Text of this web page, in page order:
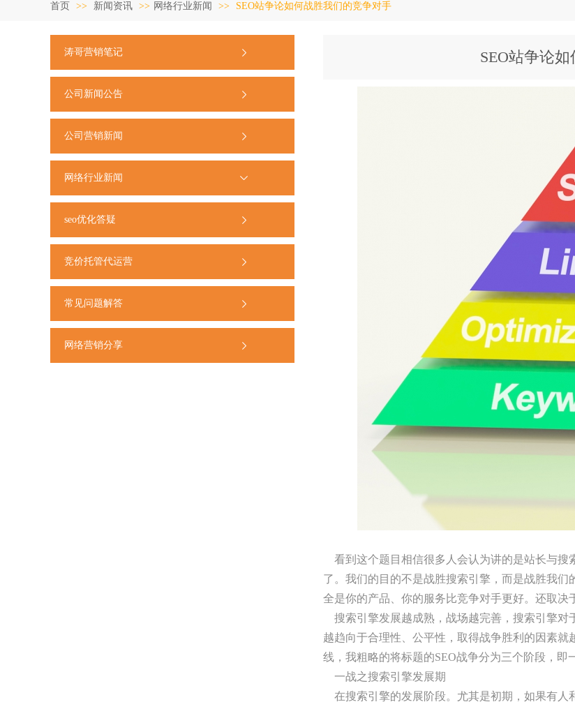
首页 >> 新闻资讯 >> 网络行业新闻 >> SEO站争论如何战胜我们的竞争对手
涛哥营销笔记
公司新闻公告
公司营销新闻
网络行业新闻
seo优化答疑
竞价托管代运营
常见问题解答
网络营销分享
SEO站争论
看到这个题目相信很多人会认为讲的是站长与搜
了。我们的目的不是战胜搜索引擎，而是战胜我
全是你的产品、你的服务比竞争对手更好。还取决
搜索引擎发展越成熟，战场越完善，搜索引擎对
越趋向于合理性、公平性，取得战争胜利的因素
线，我粗略的将标题的SEO战争分为三个阶段，即
一战之搜索引擎发展期
在搜索引擎的发展阶段。尤其是初期，如果有